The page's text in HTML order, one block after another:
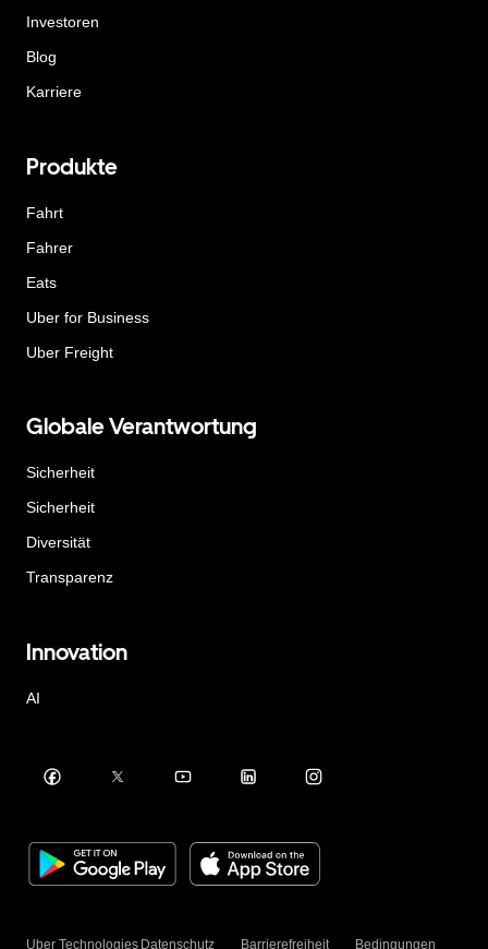
Investoren
Blog
Karriere
Produkte
Fahrt
Fahrer
Eats
Uber for Business
Uber Freight
Globale Verantwortung
Sicherheit
Sicherheit
Diversität
Transparenz
Innovation
AI
Uber Technologies Datenschutz Barrierefreiheit Bedingungen